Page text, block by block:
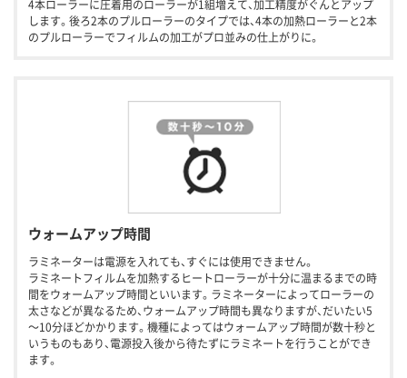
4本ローラーに圧着用のローラーが1組増えて、加工精度がぐんとアップ
します。後ろ2本のプルローラーのタイプでは、4本の加熱ローラーと2本
のプルローラーでフィルムの加工がプロ並みの仕上がりに。
ウォームアップ時間
ラミネーターは電源を入れても、すぐには使用できません。
ラミネートフィルムを加熱するヒートローラーが十分に温まるまでの時
間をウォームアップ時間といいます。ラミネーターによってローラーの
太さなどが異なるため、ウォームアップ時間も異なりますが、だいたい5
～10分ほどかかります。機種によってはウォームアップ時間が数十秒と
いうものもあり、電源投入後から待たずにラミネートを行うことができ
ます。